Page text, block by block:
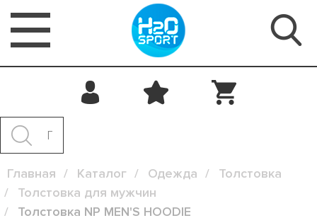
Главная Каталог Одежда
Толстовка
Толстовка для мужчин
Толстовка NP MEN'S HOODIE